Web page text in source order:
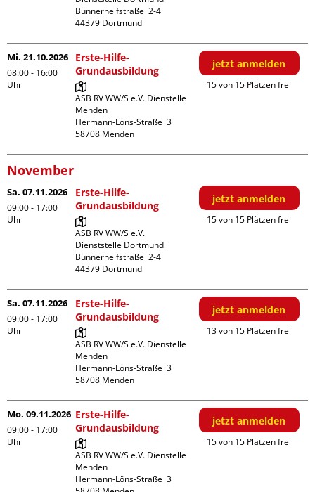
Bünnerhelfstraße  2-4
Mi. 21.10.2026
08:00 - 16:00
Uhr
Erste-Hilfe-
Grundausbildung
ASB RV WW/S e.V. Dienstelle
Menden
Hermann-Löns-Straße  3
jetzt anmelden
15 von 15 Plätzen frei
November
Sa. 07.11.2026
09:00 - 17:00
Uhr
Erste-Hilfe-
Grundausbildung
ASB RV WW/S e.V.
Dienststelle Dortmund
Bünnerhelfstraße  2-4
jetzt anmelden
15 von 15 Plätzen frei
Sa. 07.11.2026
09:00 - 17:00
Uhr
Erste-Hilfe-
Grundausbildung
ASB RV WW/S e.V. Dienstelle
Menden
Hermann-Löns-Straße  3
jetzt anmelden
13 von 15 Plätzen frei
Mo. 09.11.2026
09:00 - 17:00
Uhr
Erste-Hilfe-
Grundausbildung
ASB RV WW/S e.V. Dienstelle
Menden
Hermann-Löns-Straße  3
jetzt anmelden
15 von 15 Plätzen frei